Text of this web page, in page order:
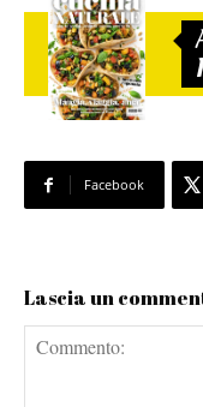
Facebook
Lascia un